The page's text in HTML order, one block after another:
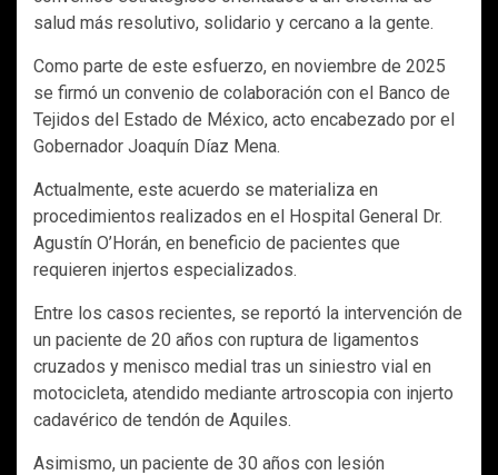
salud más resolutivo, solidario y cercano a la gente.
Como parte de este esfuerzo, en noviembre de 2025
se firmó un convenio de colaboración con el Banco de
Tejidos del Estado de México, acto encabezado por el
Gobernador Joaquín Díaz Mena.
Actualmente, este acuerdo se materializa en
procedimientos realizados en el Hospital General Dr.
Agustín O’Horán, en beneficio de pacientes que
requieren injertos especializados.
Entre los casos recientes, se reportó la intervención de
un paciente de 20 años con ruptura de ligamentos
cruzados y menisco medial tras un siniestro vial en
motocicleta, atendido mediante artroscopia con injerto
cadavérico de tendón de Aquiles.
Asimismo, un paciente de 30 años con lesión